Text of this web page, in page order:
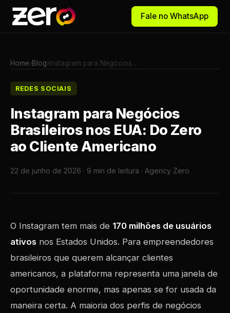
Fale no WhatsApp
Home›Blog› Instagram para Negócios...
REDES SOCIAIS
Instagram para Negócios
Brasileiros nos EUA: Do Zero
ao Cliente Americano
22 de junho de 2026 · 9 min de leitura · Agency Zero
O Instagram tem mais de 170 milhões de usuários
ativos nos Estados Unidos. Para empreendedores
brasileiros que querem alcançar clientes
americanos, a plataforma representa uma janela de
oportunidade enorme, mas apenas se for usada da
maneira certa. A maioria dos perfis de negócios